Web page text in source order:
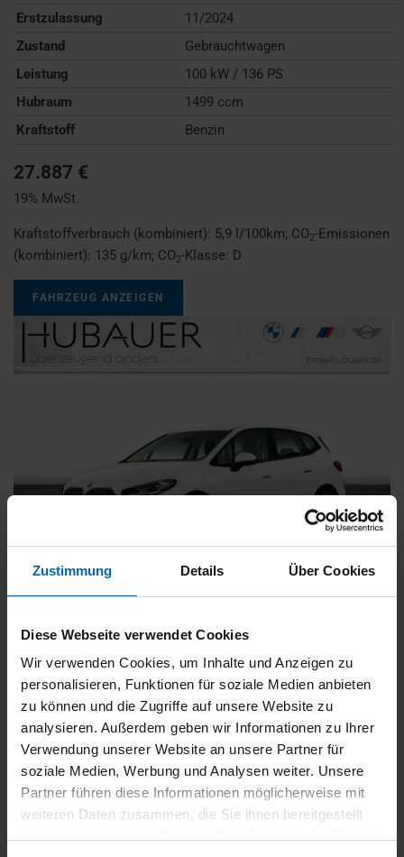
Zustimmung Details Über Cookies
Diese Webseite verwendet Cookies
Wir verwenden Cookies, um Inhalte und Anzeigen zu
personalisieren, Funktionen für soziale Medien anbieten
zu können und die Zugriffe auf unsere Website zu
analysieren. Außerdem geben wir Informationen zu Ihrer
Verwendung unserer Website an unsere Partner für
soziale Medien, Werbung und Analysen weiter. Unsere
Partner führen diese Informationen möglicherweise mit
weiteren Daten zusammen, die Sie ihnen bereitgestellt
Erstzulassung
11/2024
Zustand
Gebrauchtwagen
Leistung
100 kW / 136 PS
Hubraum
1499 ccm
Kraftstoff
Benzin
27.887 €
19% MwSt.
Kraftstoffverbrauch (kombiniert): 5,9 l/100km; CO2-Emissionen
(kombiniert): 135 g/km; CO2-Klasse: D
FAHRZEUG ANZEIGEN
BMW 225
Gebrauchtwagen
Typ
Pkw
Kilometerstand
54.750 km
Erstzulassung
05/2023
Zustand
Gebrauchtwagen
Leistung
180 kW / 245 PS